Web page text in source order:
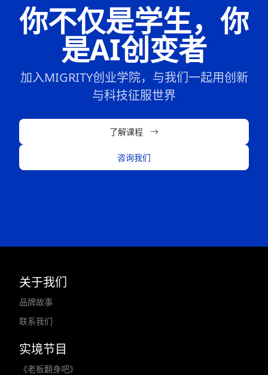
你不仅是学生，你
是AI创变者
加入MIGRITY创业学院，与我们一起用创新
与科技征服世界
了解课程
咨询我们
关于我们
品牌故事
联系我们
实境节目
《老板翻身吧》